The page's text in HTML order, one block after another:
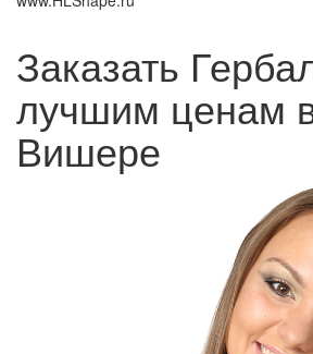
Заказать
лучшим ценам
Вишере